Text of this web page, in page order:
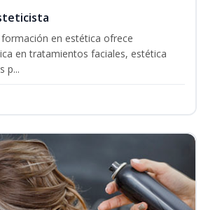
en estética ofrece
en tratamientos faciales, estética
p...